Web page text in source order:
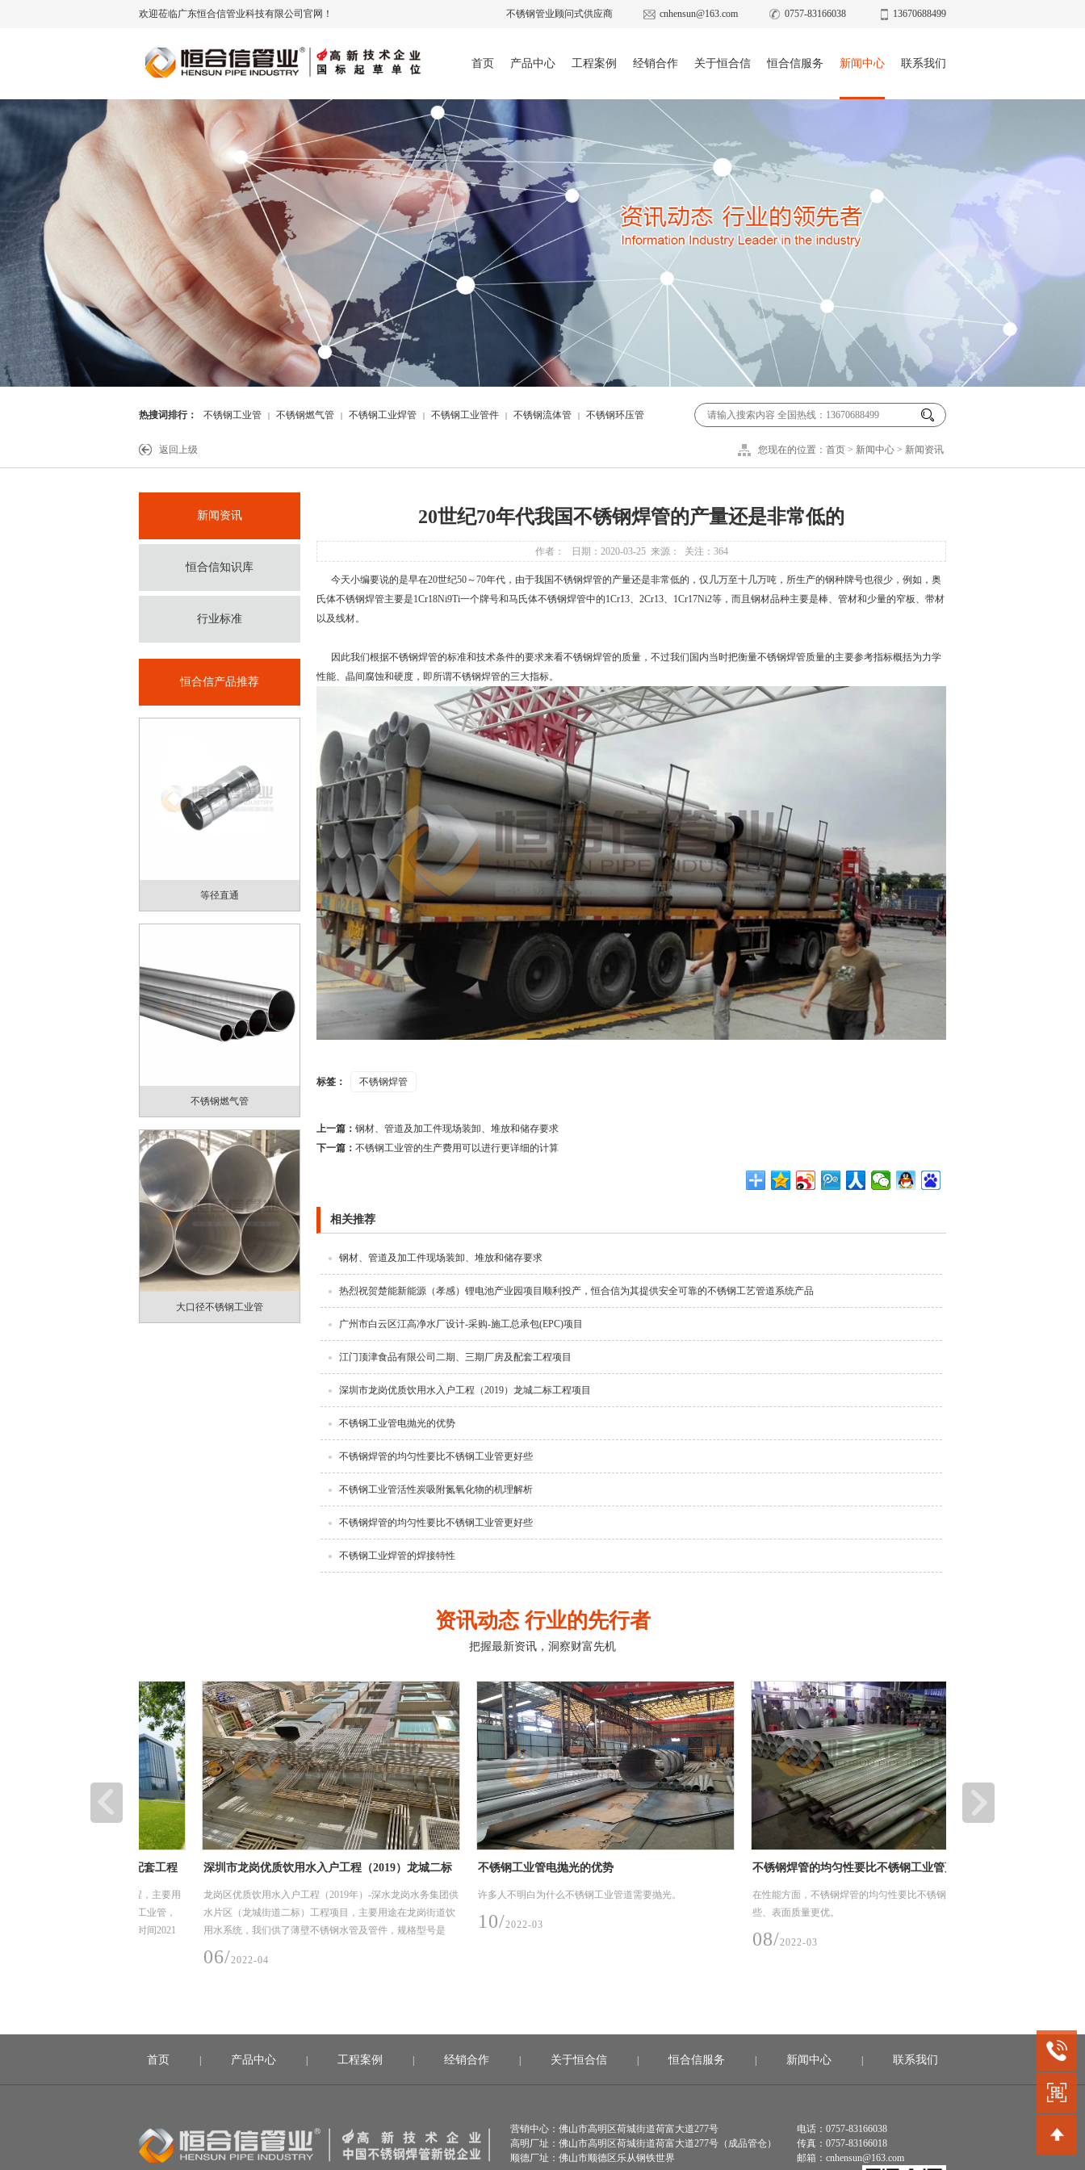
欢迎莅临广东恒合信管业科技有限公司官网！ 不锈钢管业顾问式供应商 cnhensun@163.com 0757-83166038 13670688499
首页 产品中心 工程案例 经销合作 关于恒合信 恒合信服务 新闻中心 联系我们
热搜词排行： 不锈钢工业管 | 不锈钢燃气管 | 不锈钢工业焊管 | 不锈钢工业管件 | 不锈钢流体管 | 不锈钢环压管
返回上级
您现在的位置： 首页 > 新闻中心 > 新闻资讯
新闻资讯
恒合信知识库
行业标准
恒合信产品推荐
等径直通
不锈钢燃气管
大口径不锈钢工业管
20世纪70年代我国不锈钢焊管的产量还是非常低的
作者： 日期：2020-03-25 来源： 关注： 364
今天小编要说的是早在20世纪50～70年代，由于我国不锈钢焊管的产量还是非常低的，仅几万至十几万吨，所生产的钢种牌号也很少，例如，奥
氏体不锈钢焊管主要是1Cr18Ni9Ti一个牌号和马氏体不锈钢焊管中的1Cr13、2Cr13、1Cr17Ni2等，而且钢材品种主要是棒、管材和少量的窄板、带材
以及线材。
因此我们根据不锈钢焊管的标准和技术条件的要求来看不锈钢焊管的质量，不过我们国内当时把衡量不锈钢焊管质量的主要参考指标概括为力学
性能、晶间腐蚀和硬度，即所谓不锈钢焊管的三大指标。
标签： 不锈钢焊管
上一篇： 钢材、管道及加工件现场装卸、堆放和储存要求
下一篇： 不锈钢工业管的生产费用可以进行更详细的计算
相关推荐
钢材、管道及加工件现场装卸、堆放和储存要求
热烈祝贺楚能新能源（孝感）锂电池产业园项目顺利投产，恒合信为其提供安全可靠的不锈钢工艺管道系统产品
广州市白云区江高净水厂设计-采购-施工总承包(EPC)项目
江门顶津食品有限公司二期、三期厂房及配套工程项目
深圳市龙岗优质饮用水入户工程（2019）龙城二标工程项目
不锈钢工业管电抛光的优势
不锈钢焊管的均匀性要比不锈钢工业管更好些
不锈钢工业管活性炭吸附氮氧化物的机理解析
不锈钢焊管的均匀性要比不锈钢工业管更好些
不锈钢工业焊管的焊接特性
资讯动态 行业的先行者
把握最新资讯，洞察财富先机
深圳市龙岗优质饮用水入户工程（2019）龙城二标
工程项目
龙岗区优质饮用水入户工程（2019年）-深水龙岗水务集团供
水片区（龙城街道二标）工程项目，主要用途在龙岗街道饮
用水系统，我们供了薄壁不锈钢水管及管件，规格型号是
DN15-50，材质是304，核心技术采用卡压式。
2022-04
不锈钢工业管电抛光的优势
许多人不明白为什么不锈钢工业管道需要抛光。
10/2022-03
不锈钢焊管的均匀性要比不锈钢工业管更好些
在性能方面，不锈钢焊管的均匀性要比不锈钢工业管更好
些、表面质量更优。
2022-03
首页 产品中心 工程案例 经销合作 关于恒合信 恒合信服务 新闻中心 联系我们
营销中心：佛山市高明区荷城街道荷富大道277号
高明厂址：佛山市高明区荷城街道荷富大道277号（成品管仓）
顺德厂址：佛山市顺德区乐从钢铁世界
电话：0757-83166038
传真：0757-83166018
邮箱：cnhensun@163.com